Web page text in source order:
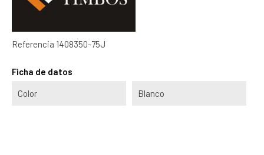
Referencia 1408350-75J
Ficha de datos
Color Blanco